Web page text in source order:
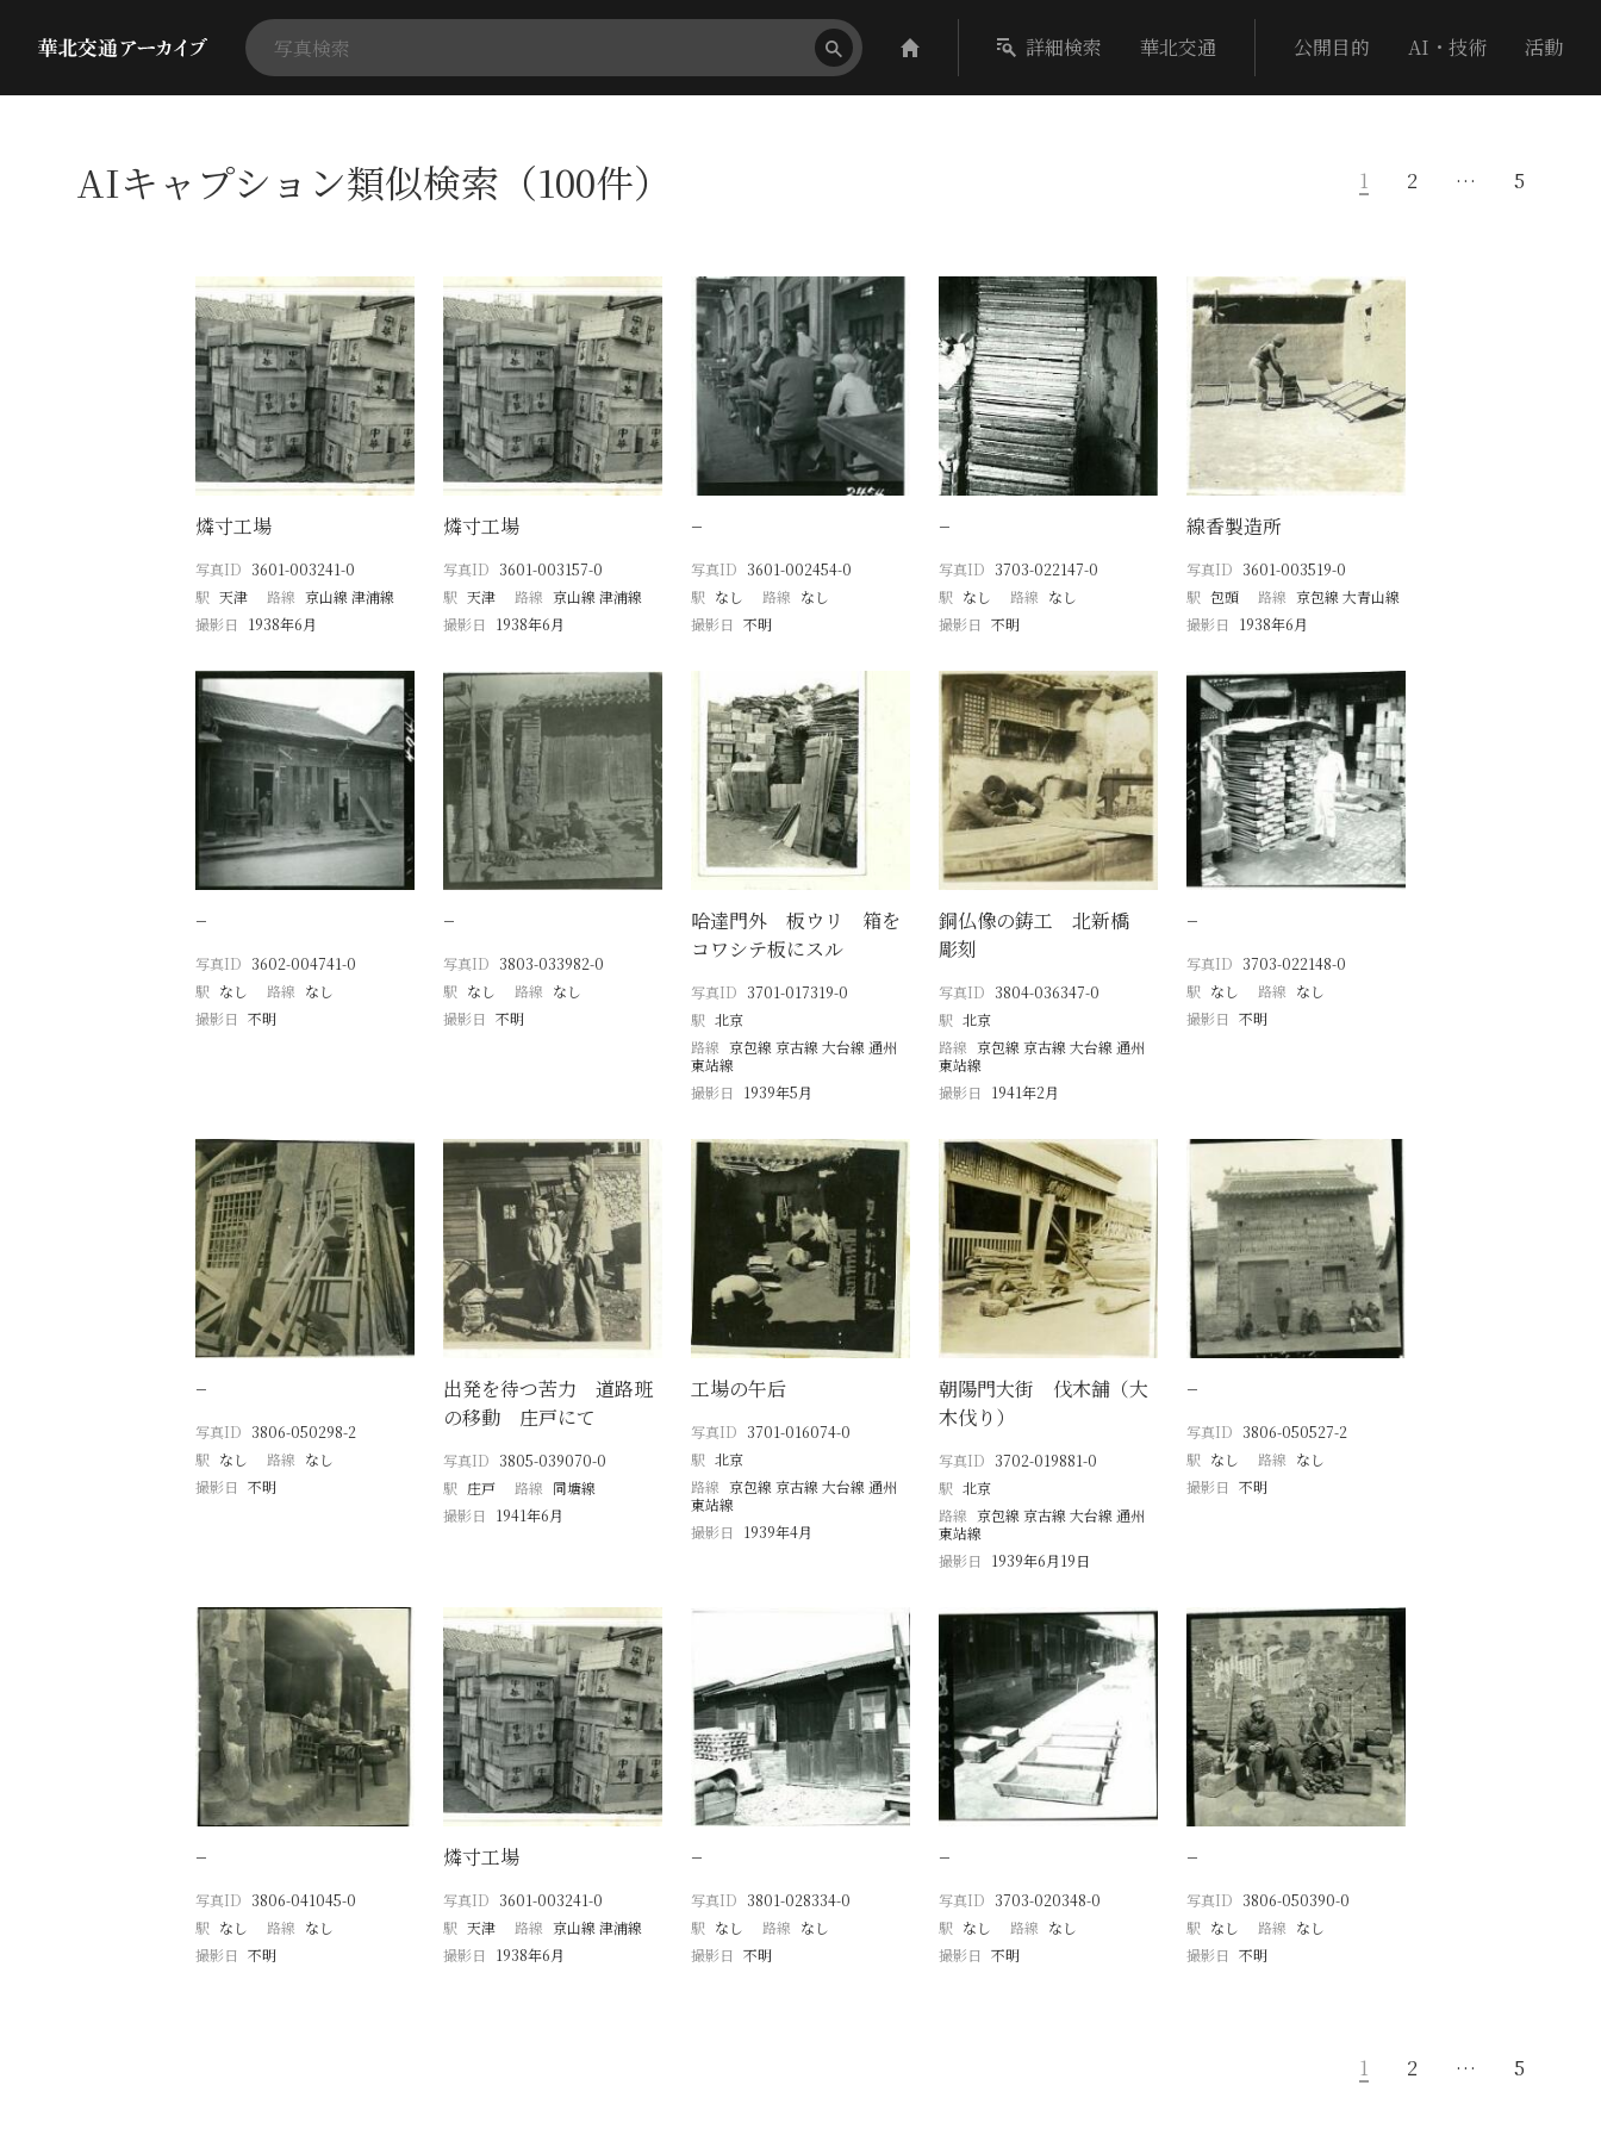
詳細検索 華北交通 公開目的 AI・技術 活動
AIキャプション類似検索（100件） 1 2 … 5
燐寸工場
写真ID 3601-003241-0
駅 天津 路線 京山線 津浦線
撮影日
1938年6月
燐寸工場
写真ID 3601-003157-0
駅 天津 路線 京山線 津浦線
撮影日
1938年6月
−
写真ID 3601-002454-0
駅 なし 路線 なし
撮影日 不明
−
写真ID 3703-022147-0
駅 なし 路線 なし
撮影日 不明
線香製造所
写真ID 3601-003519-0
駅 包頭 路線 京包線 大青山線
撮影日
1938年6月
−
写真ID 3602-004741-0
駅 なし 路線 なし
撮影日 不明
−
写真ID 3803-033982-0
駅 なし 路線 なし
撮影日 不明
哈達門外 板ウリ 箱を
コワシテ板にスル
写真ID 3701-017319-0
駅 北京
路線 京包線 京古線 大台線 通州
東站線
撮影日
1939年5月
銅仏像の鋳工 北新橋
彫刻
写真ID 3804-036347-0
駅 北京
路線 京包線 京古線 大台線 通州
東站線
撮影日
1941年2月
−
写真ID 3703-022148-0
駅 なし 路線 なし
撮影日 不明
−
写真ID 3806-050298-2
駅 なし 路線 なし
撮影日 不明
出発を待つ苦力 道路班
の移動 庄戸にて
写真ID 3805-039070-0
駅 庄戸 路線 同塘線
撮影日
1941年6月
工場の午后
写真ID 3701-016074-0
駅 北京
路線 京包線 京古線 大台線 通州
東站線
撮影日
1939年4月
朝陽門大街 伐木舗（大
木伐り）
写真ID 3702-019881-0
駅 北京
路線 京包線 京古線 大台線 通州
東站線
撮影日
1939年6月19日
−
写真ID 3806-050527-2
駅 なし 路線 なし
撮影日 不明
−
写真ID 3806-041045-0
駅 なし 路線 なし
撮影日 不明
燐寸工場
写真ID 3601-003241-0
駅 天津 路線 京山線 津浦線
撮影日
1938年6月
−
写真ID 3801-028334-0
駅 なし 路線 なし
撮影日 不明
−
写真ID 3703-020348-0
駅 なし 路線 なし
撮影日 不明
−
写真ID 3806-050390-0
駅 なし 路線 なし
撮影日 不明
1 2 … 5